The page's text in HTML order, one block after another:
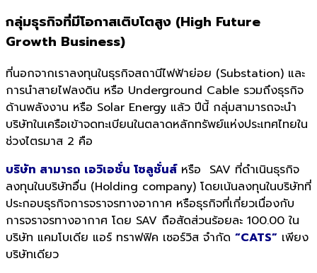
กลุ่มธุรกิจที่มีโอกาสเติบโตสูง (High Future
Growth Business)
ที่นอกจากเราลงทุนในธุรกิจสถานีไฟฟ้าย่อย (Substation) และ
การนำสายไฟลงดิน หรือ Underground Cable รวมถึงธุรกิจ
ด้านพลังงาน หรือ Solar Energy แล้ว ปีนี้ กลุ่มสามารถจะนำ
บริษัทในเครือเข้าจดทะเบียนในตลาดหลักทรัพย์แห่งประเทศไทยใน
ช่วงไตรมาส 2 คือ
บริษัท สามารถ เอวิเอชั่น โซลูชั่นส์ หรือ SAV ที่ดำเนินธุรกิจ
ลงทุนในบริษัทอื่น (Holding company) โดยเน้นลงทุนในบริษัทที่
ประกอบธุรกิจการจราจรทางอากาศ หรือธุรกิจที่เกี่ยวเนื่องกับ
การจราจรทางอากาศ โดย SAV ถือสัดส่วนร้อยละ 100.00 ใน
บริษัท แคมโบเดีย แอร์ ทราฟฟิค เซอร์วิส จำกัด “CATS” เพียง
บริษัทเดียว